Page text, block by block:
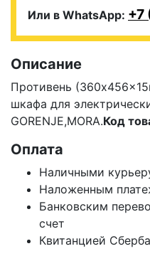
Или в WhatsApp: +7
Описание
Противень
шкафа для
GORENJE,MORA.Код
Оплата
Наличными
Наложенным
Банковским
счет
Квитанцией